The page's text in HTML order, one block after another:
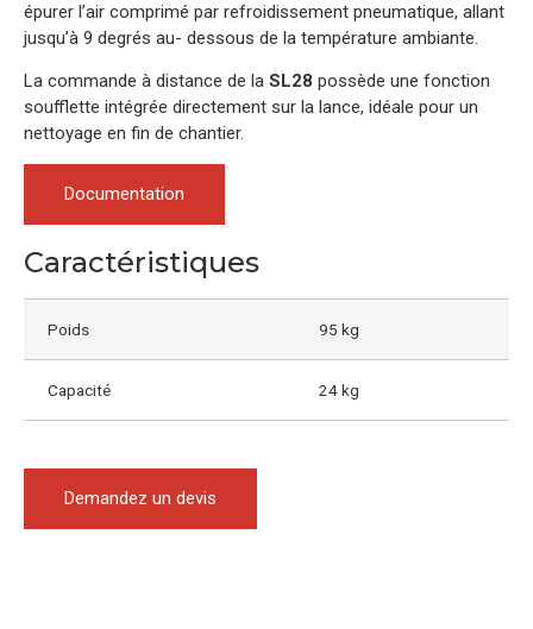
épurer l’air comprimé par refroidissement pneumatique, allant
jusqu’à 9 degrés au- dessous de la température ambiante.
La commande à distance de la SL28 possède une fonction
soufflette intégrée directement sur la lance, idéale pour un
nettoyage en fin de chantier.
Documentation
Caractéristiques
Poids 95 kg
Capacité 24 kg
Demandez un devis